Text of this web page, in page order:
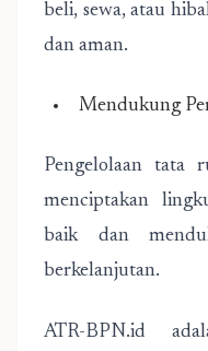
beli, sewa, atau
dan aman.
Mendukung
Pengelolaan tata
menciptakan
baik dan
berkelanjutan.
ATR-BPN.id